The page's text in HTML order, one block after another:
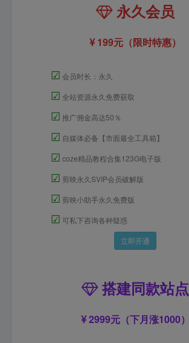
永久会员
199元（限时特惠）
☑ 会员时长：永久
☑ 全站资源永久免费获取
☑ 推广佣金高达50％
☑ 自媒体必备【市面最全工具箱】
☑ coze精品教程合集123G电子版
☑ 剪映永久SVIP会员破解版
☑ 剪映小助手永久免费版
☑ 可私下咨询各种疑惑
立即开通
搭建同款站点
2999元（下月涨1000）